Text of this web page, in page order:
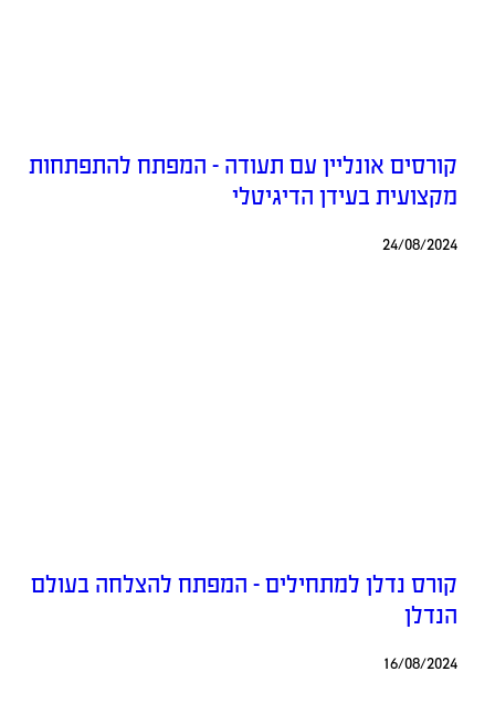
קורסים אונליין עם תעודה – המפתח להתפתחות
מקצועית בעידן הדיגיטלי
24/08/2024
קורס נדלן למתחילים – המפתח להצלחה בעולם
הנדלן
16/08/2024